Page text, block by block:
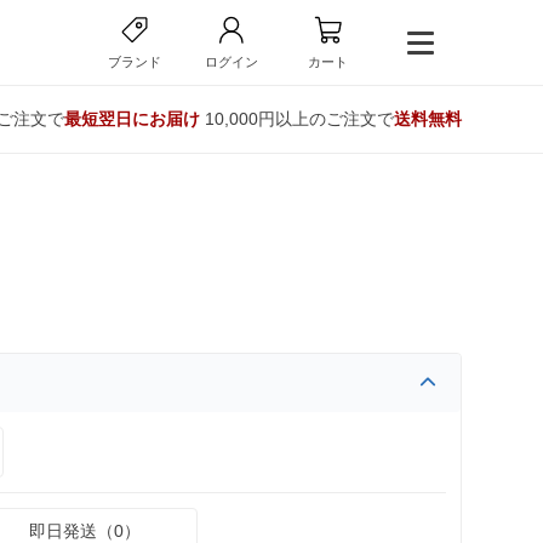
ブランド ログイン カート
注文で最短翌日にお届け10,000円以上のご注文で送料無料
即日発送（0）